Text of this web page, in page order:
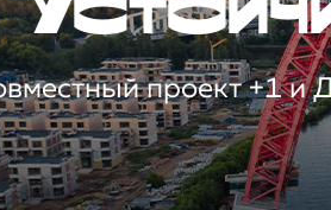
проект +1 и